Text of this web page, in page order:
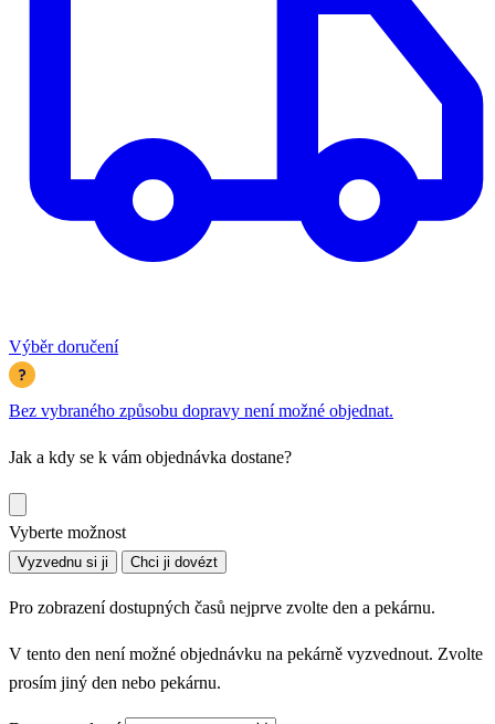
Výběr doručení
Bez vybraného způsobu dopravy není možné objednat.
Jak a kdy se k vám objednávka dostane?
Vyberte možnost
Vyzvednu si ji Chci ji dovézt
Pro zobrazení dostupných časů nejprve zvolte den a pekárnu.
V tento den není možné objednávku na pekárně vyzvednout. Zvolte
prosím jiný den nebo pekárnu.